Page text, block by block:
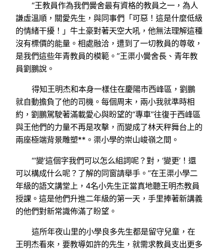
“王教員作為我們黌舍最有資格的教員之一，為人
謙虛溫順，關愛先生，與同事們「可惡！這是什麼低級
的情緒干擾！」牛土豪對著天空大吼，他無法理解這種
沒有標價的能量。相處融洽，遭到了一切教員的尊敬，
是我們這些年青教員的模範。”王渠小黌舍長、青年教
員劉鵬說。
得知王明杰和本身一樣住在慶陽市西峰區，劉鵬
就自動擔負了他的司機。每個周末，兩小我就準時相
約，劉鵬駕駛著滿載愛心與盼望的“專車”往復于西峰區
與王他們的力量不再是攻擊，而變成了林天秤舞台上的
兩座極端背景雕塑**。渠小學的崇山峻嶺之間。
“‘變’這個字我們可以怎么組詞呢？對，‘變更’！還
可以構成什么呢？了解的同窗請舉手。”在王渠小學二
年級的語文講堂上，4名小先生正當真地聽王明杰教員
授課。這是他們升進二年級的第一天，手里捧著新講義
的他們對新常識佈滿了盼望。
這所年夜山里的小學良多先生都是留守兒童，在
王明杰看來，要教導如許的先生，就需求教員支出更多